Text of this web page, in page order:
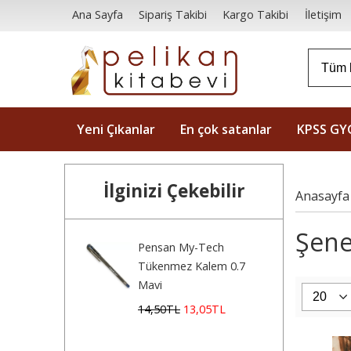
Ana Sayfa Sipariş Takibi Kargo Takibi İletişim
Yeni Çıkanlar En çok satanlar KPSS
İlginizi Çekebilir
Pensan My-Tech
Tükenmez Kalem 0.7
Mavi
14,50TL 13,05TL
Anasayfa